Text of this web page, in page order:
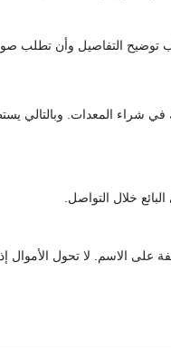
توضيح التفاصيل وأن تطلب
شراء المعدات. وبالتالي
خلال التواصل.
على الاسم. لا تحول